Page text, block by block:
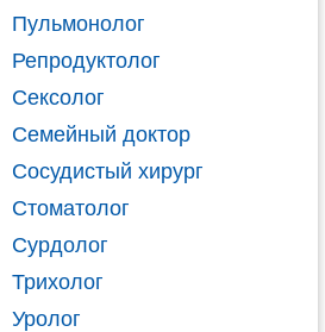
Пульмонолог
Репродуктолог
Сексолог
Семейный доктор
Сосудистый хирург
Стоматолог
Сурдолог
Трихолог
Уролог